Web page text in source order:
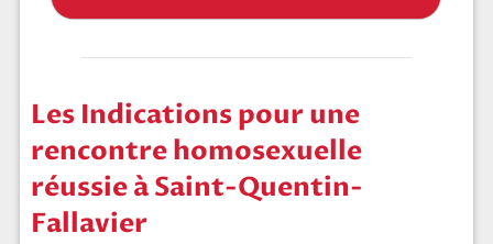
Les Indications pour une
rencontre homosexuelle
réussie à Saint-Quentin-
Fallavier